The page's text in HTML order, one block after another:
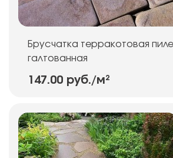
Брусчатка терракотовая
галтованная
147.00 руб./м²